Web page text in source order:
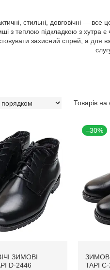
стильні, довговічні —
з теплою підкладкою з
захисний спрей, а для
ЗИМОВІ
D-2446
–30%
TAPI